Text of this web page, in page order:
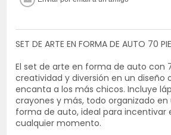
SET DE ARTE EN FORMA DE AUTO 70
El set de arte en forma de auto con
creatividad y diversión en un diseño
encanta a los más chicos. Incluye
crayones y más, todo organizado
forma de auto, ideal para incentivar
cualquier momento.